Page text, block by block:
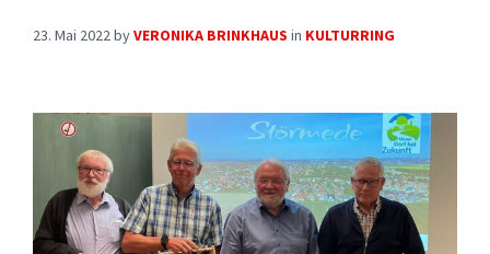
23. Mai 2022byVERONIKA BRINKHAUS in KULTURRING